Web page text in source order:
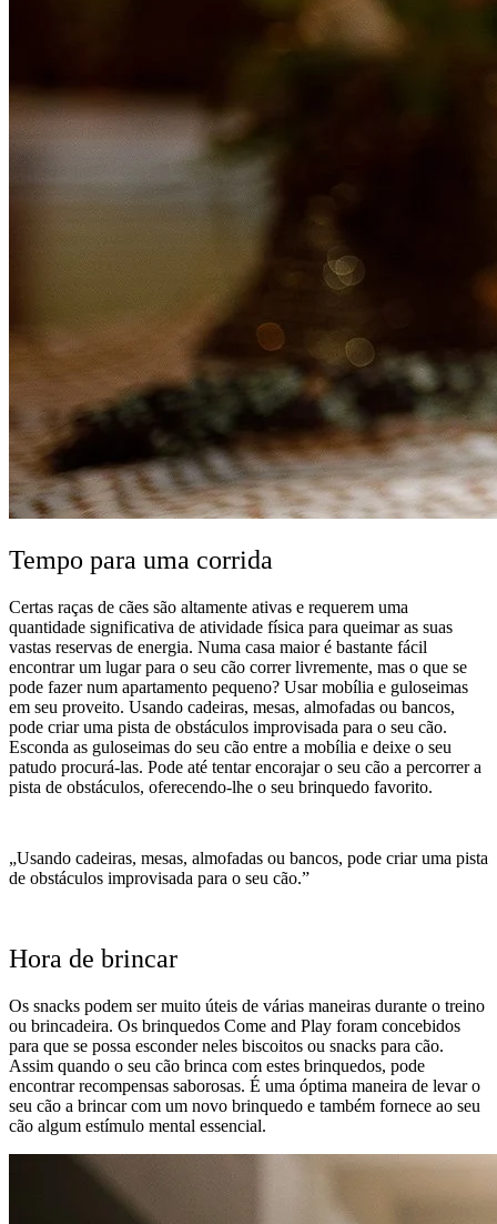
Tempo para uma corrida
Certas raças de cães são altamente ativas e requerem uma
quantidade significativa de atividade física para queimar as suas
vastas reservas de energia. Numa casa maior é bastante fácil
encontrar um lugar para o seu cão correr livremente, mas o que se
pode fazer num apartamento pequeno? Usar mobília e guloseimas
em seu proveito. Usando cadeiras, mesas, almofadas ou bancos,
pode criar uma pista de obstáculos improvisada para o seu cão.
Esconda as guloseimas do seu cão entre a mobília e deixe o seu
patudo procurá-las. Pode até tentar encorajar o seu cão a percorrer a
pista de obstáculos, oferecendo-lhe o seu brinquedo favorito.
„Usando cadeiras, mesas, almofadas ou bancos, pode criar uma pista
de obstáculos improvisada para o seu cão.”
Hora de brincar
Os snacks podem ser muito úteis de várias maneiras durante o treino
ou brincadeira. Os brinquedos Come and Play foram concebidos
para que se possa esconder neles biscoitos ou snacks para cão.
Assim quando o seu cão brinca com estes brinquedos, pode
encontrar recompensas saborosas. É uma óptima maneira de levar o
seu cão a brincar com um novo brinquedo e também fornece ao seu
cão algum estímulo mental essencial.